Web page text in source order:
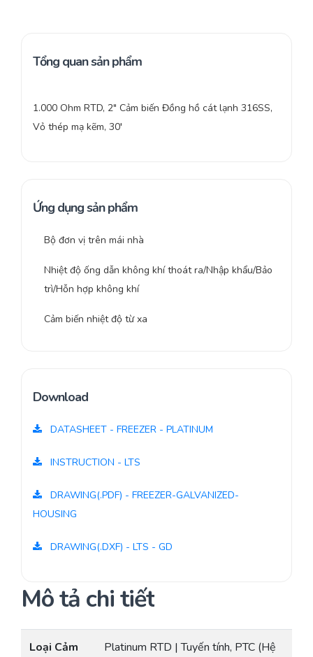
Tổng quan sản phẩm
1.000 Ohm RTD, 2″ Cảm biến Đồng hồ cát lạnh 316SS,
Vỏ thép mạ kẽm, 30′
Ứng dụng sản phẩm
Bộ đơn vị trên mái nhà
Nhiệt độ ống dẫn không khí thoát ra/Nhập khẩu/Bảo
trì/Hỗn hợp không khí
Cảm biến nhiệt độ từ xa
Download
DATASHEET - FREEZER - PLATINUM
INSTRUCTION - LTS
DRAWING(.PDF) - FREEZER-GALVANIZED-
HOUSING
DRAWING(.DXF) - LTS - GD
Mô tả chi tiết
Loại Cảm
Platinum RTD | Tuyến tính, PTC (Hệ